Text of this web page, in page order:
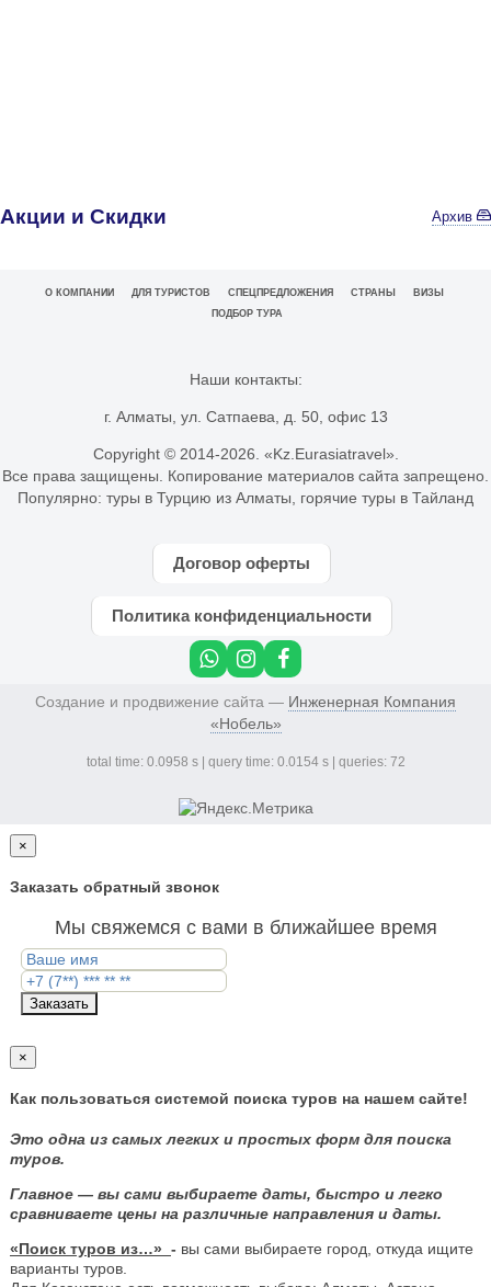
Акции и Скидки Архив
О КОМПАНИИ ДЛЯ ТУРИСТОВ СПЕЦПРЕДЛОЖЕНИЯ СТРАНЫ
ВИЗЫ
ПОДБОР ТУРА
Наши контакты:
г. Алматы, ул. Сатпаева, д. 50, офис 13
Copyright © 2014-2026. «Kz.Eurasiatravel».
Все права защищены. Копирование материалов сайта запрещено.
Популярно: туры в Турцию из Алматы горячие туры в Тайланд
Договор оферты
Политика конфиденциальности
Создание и продвижение сайта — Инженерная Компания
«Нобель»
total time: 0.0958 s | query time: 0.0154 s | queries: 72
×
Заказать обратный звонок
Мы свяжемся с вами в ближайшее время
Заказать
×
Как пользоваться системой поиска туров на нашем сайте!
Это одна из самых легких и простых форм для поиска
туров.
Главное — вы сами выбираете даты, быстро и легко
сравниваете цены на различные направления и даты.
«Поиск туров из…» - вы сами выбираете город, откуда ищите
варианты туров.